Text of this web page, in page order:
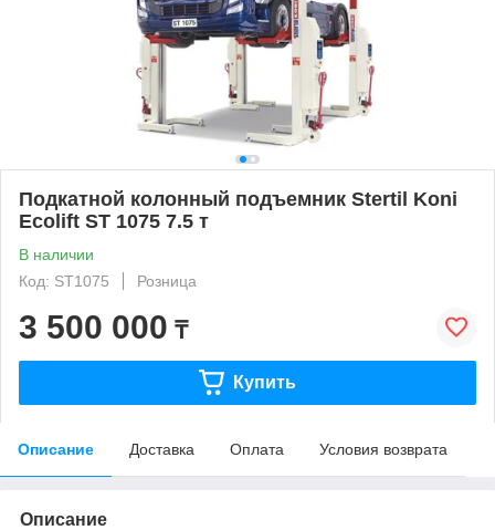
Подкатной колонный подъемник Stertil Koni
Ecolift ST 1075 7.5 т
В наличии
Код: ST1075
Розница
3 500 000 ₸
Купить
Описание Доставка Оплата Условия возврата
Описание